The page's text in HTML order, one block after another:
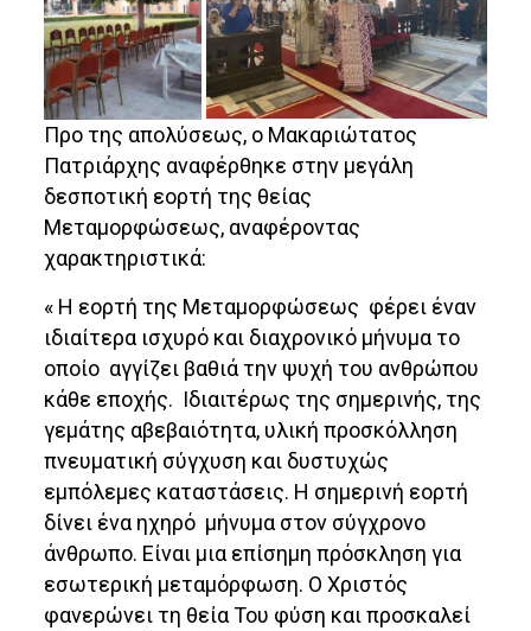
Προ της απολύσεως, ο Μακαριώτατος
Πατριάρχης αναφέρθηκε στην μεγάλη
δεσποτική εορτή της θείας
Μεταμορφώσεως, αναφέροντας
χαρακτηριστικά:
« Η εορτή της Μεταμορφώσεως φέρει έναν
ιδιαίτερα ισχυρό και διαχρονικό μήνυμα το
οποίο αγγίζει βαθιά την ψυχή του ανθρώπου
κάθε εποχής. Ιδιαιτέρως της σημερινής, της
γεμάτης αβεβαιότητα, υλική προσκόλληση
πνευματική σύγχυση και δυστυχώς
εμπόλεμες καταστάσεις. Η σημερινή εορτή
δίνει ένα ηχηρό μήνυμα στον σύγχρονο
άνθρωπο. Είναι μια επίσημη πρόσκληση για
εσωτερική μεταμόρφωση. Ο Χριστός
φανερώνει τη θεία Του φύση και προσκαλεί